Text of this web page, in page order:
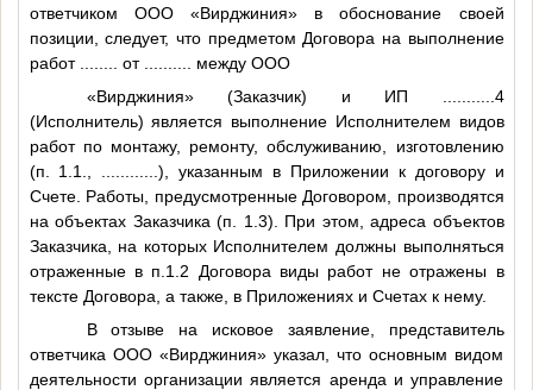
ответчиком ООО «Вирджиния» в обоснование своей
позиции, следует, что предметом Договора на выполнение
работ
от
между ООО
«Вирджиния» (Заказчик) и ИП
...........4
(Исполнитель) является выполнение Исполнителем видов
работ по монтажу, ремонту, обслуживанию, изготовлению
(п. 1.1.,
............), указанным в Приложении к договору и
Счете. Работы, предусмотренные Договором, производятся
на объектах Заказчика (п. 1.3). При этом, адреса объектов
Заказчика, на которых Исполнителем должны выполняться
отраженные в п.1.2 Договора виды работ не отражены в
тексте Договора, а также, в Приложениях и Счетах к нему.
В отзыве на исковое заявление, представитель
ответчика ООО «Вирджиния» указал, что основным видом
деятельности организации является аренда и управление